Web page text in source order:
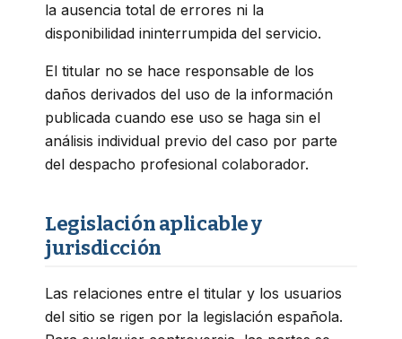
la ausencia total de errores ni la
disponibilidad ininterrumpida del servicio.
El titular no se hace responsable de los
daños derivados del uso de la información
publicada cuando ese uso se haga sin el
análisis individual previo del caso por parte
del despacho profesional colaborador.
Legislación aplicable y
jurisdicción
Las relaciones entre el titular y los usuarios
del sitio se rigen por la legislación española.